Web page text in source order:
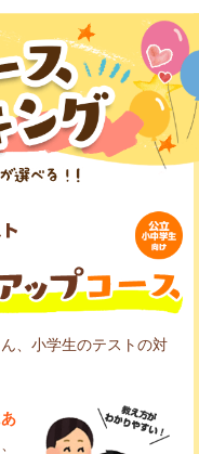
、小学生のテストの対